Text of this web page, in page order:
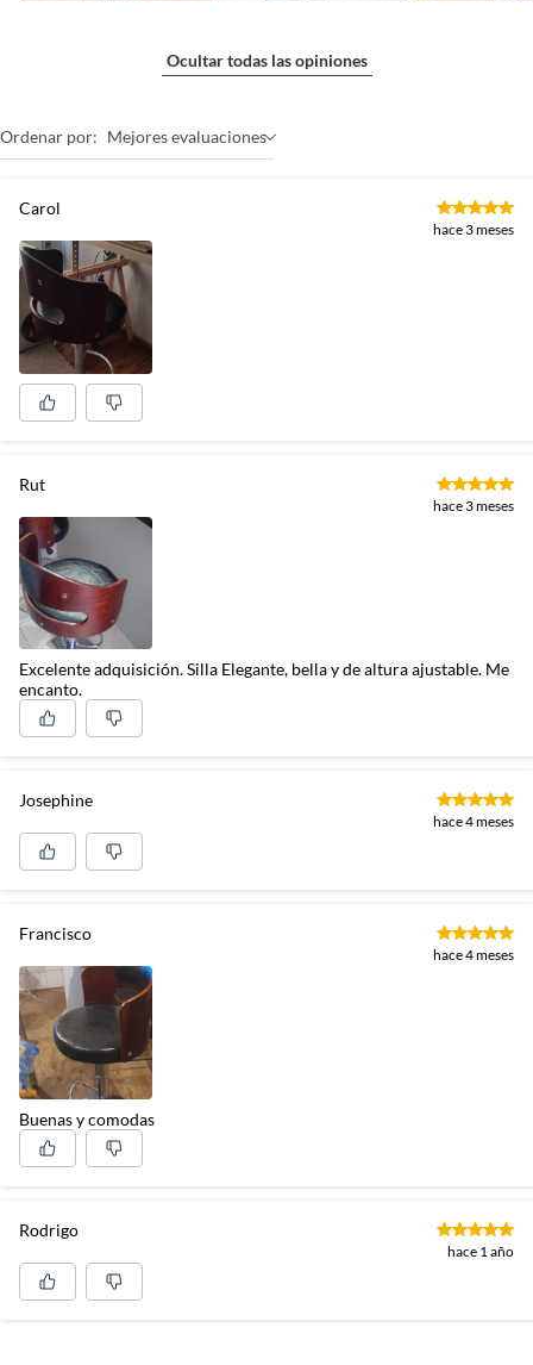
Ocultar todas las opiniones
Ordenar por: Mejores evaluaciones
Carol
hace 3 meses
Rut
hace 3 meses
Excelente adquisición. Silla Elegante, bella y de altura ajustable. Me
encanto.
Josephine
hace 4 meses
Francisco
hace 4 meses
Buenas y comodas
Rodrigo
hace 1 año